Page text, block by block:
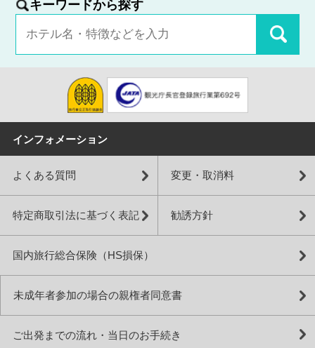
キーワードから探す
インフォメーション
よくある質問 変更・取消料
特定商取引法に基づく表記 勧誘方針
国内旅行総合保険（HS損保）
未成年者参加の場合の親権者同意書
ご出発までの流れ・当日のお手続き